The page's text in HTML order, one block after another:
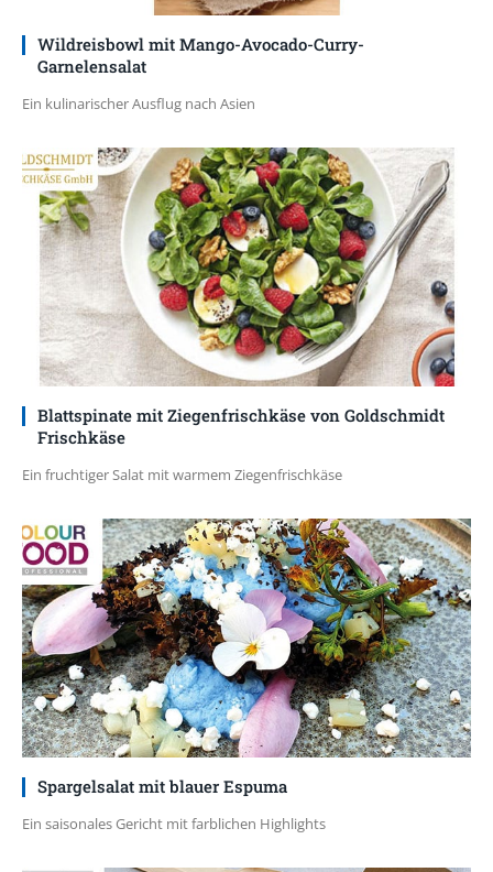
Wildreisbowl mit Mango-Avocado-Curry-
Garnelensalat
Ein kulinarischer Ausflug nach Asien
Blattspinate mit Ziegenfrischkäse von Goldschmidt
Frischkäse
Ein fruchtiger Salat mit warmem Ziegenfrischkäse
Spargelsalat mit blauer Espuma
Ein saisonales Gericht mit farblichen Highlights